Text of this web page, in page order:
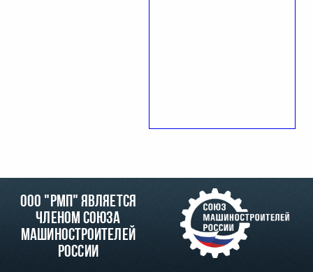
ООО "РМП" является
членом союза
машиностроителей
России